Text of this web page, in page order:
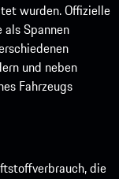
wurden. Offizielle
Spannen
und neben
Fahrzeugs
die